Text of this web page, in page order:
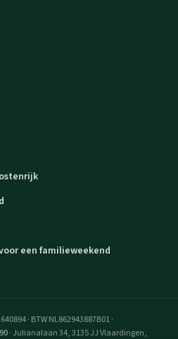
een familieweekend
· BTW NL862943887B01·
· Julianalaan 34, 3135 JJ Vlaardingen,